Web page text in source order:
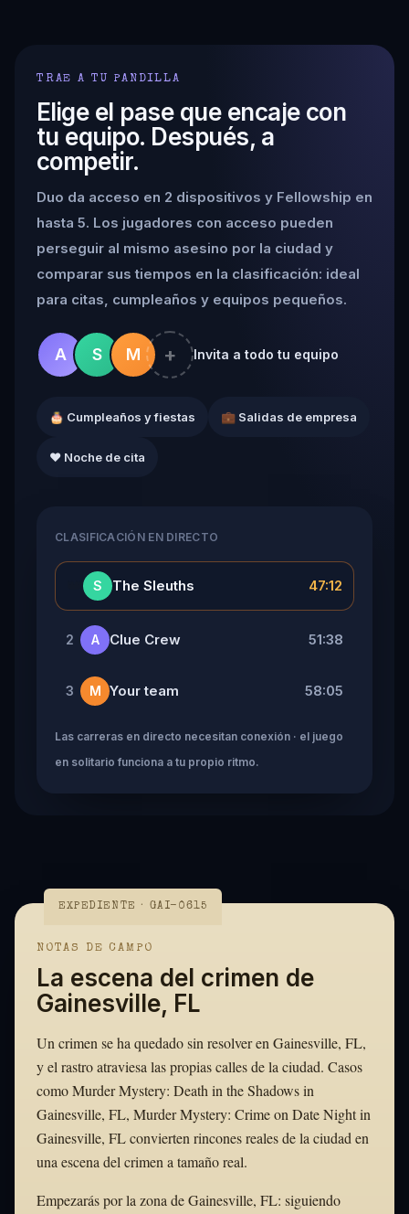
TRAE A TU PANDILLA
Elige el pase que encaje con
tu equipo. Después, a
competir.
Duo da acceso en 2 dispositivos y Fellowship en
hasta 5. Los jugadores con acceso pueden
perseguir al mismo asesino por la ciudad y
comparar sus tiempos en la clasificación: ideal
para citas, cumpleaños y equipos pequeños.
A S M + Invita a todo tu equipo
🎂 Cumpleaños y fiestas 💼 Salidas de empresa
❤️ Noche de cita
CLASIFICACIÓN EN DIRECTO
S The Sleuths 47:12
2 A Clue Crew 51:38
3 M Your team 58:05
Las carreras en directo necesitan conexión · el juego
en solitario funciona a tu propio ritmo.
EXPEDIENTE · GAI-0615
NOTAS DE CAMPO
La escena del crimen de
Gainesville, FL
Un crimen se ha quedado sin resolver en Gainesville, FL,
y el rastro atraviesa las propias calles de la ciudad. Casos
como Murder Mystery: Death in the Shadows in
Gainesville, FL, Murder Mystery: Crime on Date Night in
Gainesville, FL convierten rincones reales de la ciudad en
una escena del crimen a tamaño real.
Empezarás por la zona de Gainesville, FL: siguiendo